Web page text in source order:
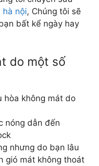
hà nội, Chúng tôi sẽ
bất kể ngày hay
do một số
hòa không mát do
nóng dẫn đến
nhưng do bạn lâu
gió mát không thoát